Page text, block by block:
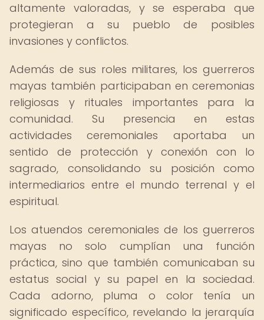
altamente valoradas, y se esperaba que
protegieran a su pueblo de posibles
invasiones y conflictos.
Además de sus roles militares, los guerreros
mayas también participaban en ceremonias
religiosas y rituales importantes para la
comunidad. Su presencia en estas
actividades ceremoniales aportaba un
sentido de protección y conexión con lo
sagrado, consolidando su posición como
intermediarios entre el mundo terrenal y el
espiritual.
Los atuendos ceremoniales de los guerreros
mayas no solo cumplían una función
práctica, sino que también comunicaban su
estatus social y su papel en la sociedad.
Cada adorno, pluma o color tenía un
significado específico, revelando la jerarquía